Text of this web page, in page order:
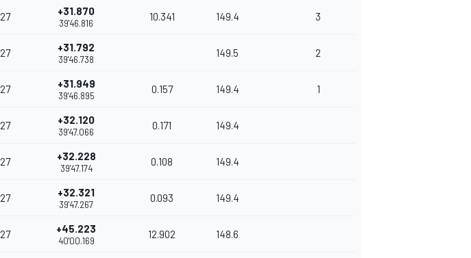
27 +31.870
39'46.816
10.341 149.4 3
27 +31.792
39'46.738
149.5 2
27 +31.949
39'46.895
0.157 149.4 1
27 +32.120
39'47.066
0.171 149.4
27 +32.228
39'47.174
0.108 149.4
27 +32.321
39'47.267
0.093 149.4
27 +45.223
40'00.169
12.902 148.6